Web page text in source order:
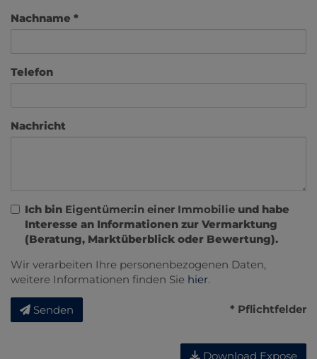
Nachname
Telefon
Nachricht
Ich bin Eigentümer:in einer Immobilie und habe
Interesse an Informationen zur Vermarktung
(Beratung, Marktüberblick oder Bewertung).
Wir verarbeiten Ihre personenbezogenen Daten,
weitere Informationen finden Sie hier.
Senden * Pflichtfelder
Download Expose